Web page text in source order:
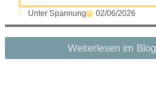
Unter Spannung 02/06/2026
Weiterlesen im Blog